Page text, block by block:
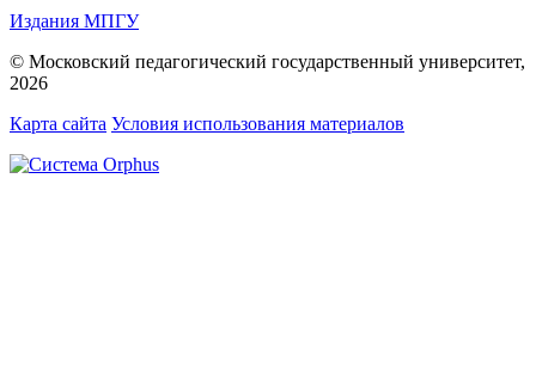
Издания МПГУ
© Московский педагогический государственный университет,
2026
Карта сайта Условия использования материалов